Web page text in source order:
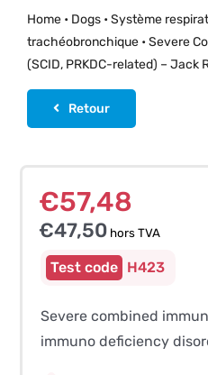
Home• Dogs• Système
trachéobronchique• Severe
(SCID, PRKDC-related) – Jack
Retour
€57,48
€47,50hors TVA
H423
Severe combined
immuno deficiency